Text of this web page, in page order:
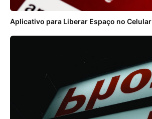
Aplicativo para Liberar Espaço no Celular